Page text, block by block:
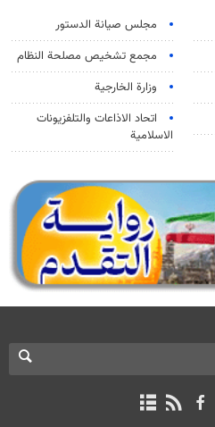
مجلس صيانة الدستور
مجمع تشخيص مصلحة النظام
وزارة الخارجية
اتحاد الاذاعات والتلفزيونات
الاسلامية